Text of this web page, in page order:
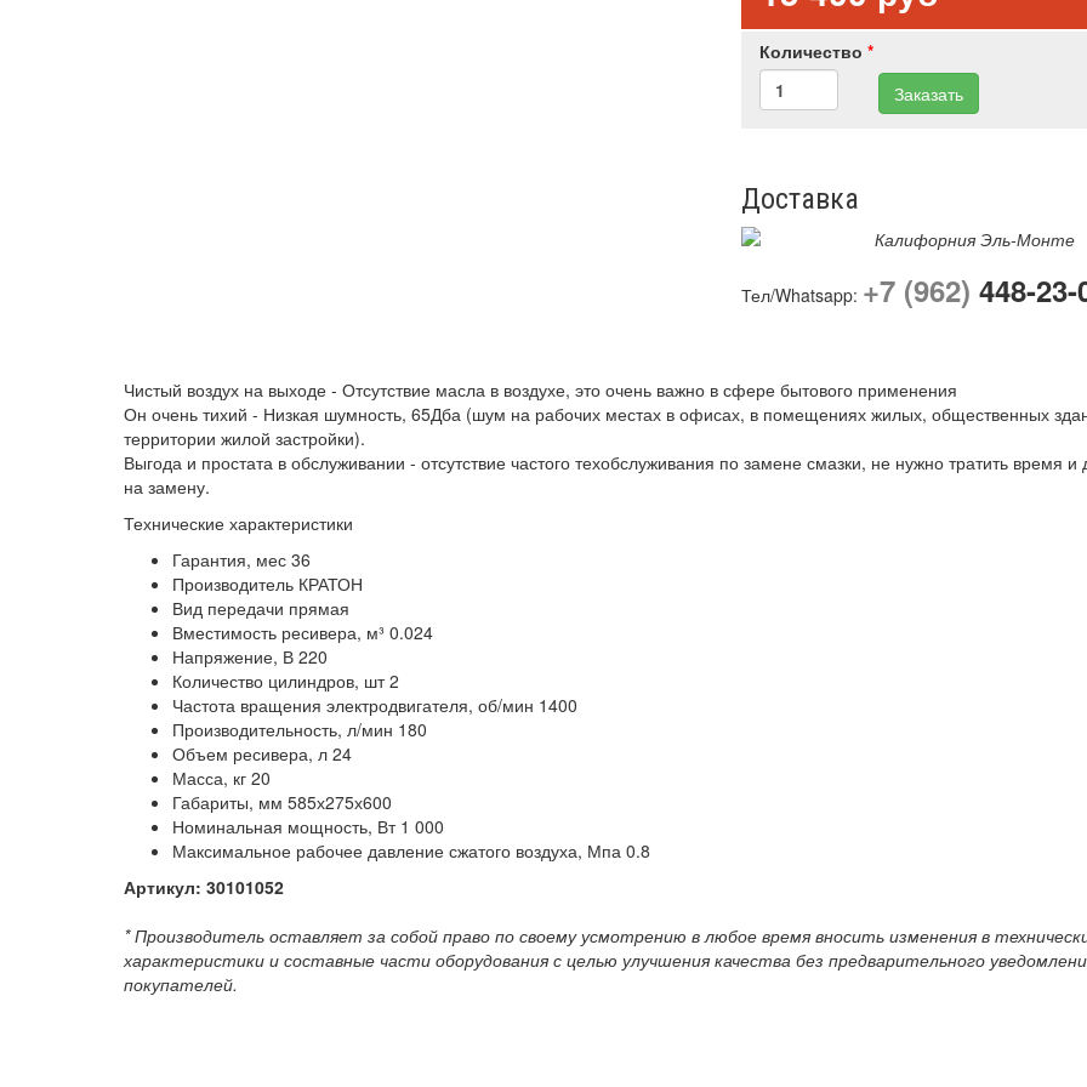
Количество*
Заказать
Доставка
Калифорния Эль-Монте
Тел/Whatsapp: +7 (962) 448-23-
Чистый воздух на выходе - Отсутствие масла в воздухе, это очень важно в сфере бытового применения
Он очень тихий - Низкая шумность, 65Дба (шум на рабочих местах в офисах, в помещениях жилых, общественных
территории жилой застройки).
Выгода и простата в обслуживании - отсутствие частого техобслуживания по замене смазки, не нужно тратить время и
на замену.
Технические характеристики
Гарантия, мес 36
Производитель КРАТОН
Вид передачи прямая
Вместимость ресивера, м³ 0.024
Напряжение, В 220
Количество цилиндров, шт 2
Частота вращения электродвигателя, об/мин 1400
Производительность, л/мин 180
Объем ресивера, л 24
Масса, кг 20
Габариты, мм 585х275х600
Номинальная мощность, Вт 1 000
Максимальное рабочее давление сжатого воздуха, Мпа 0.8
Артикул: 30101052
* Производитель оставляет за собой право по своему усмотрению в любое время вносить изменения в
характеристики и составные части оборудования с целью улучшения качества без предварительного
покупателей.